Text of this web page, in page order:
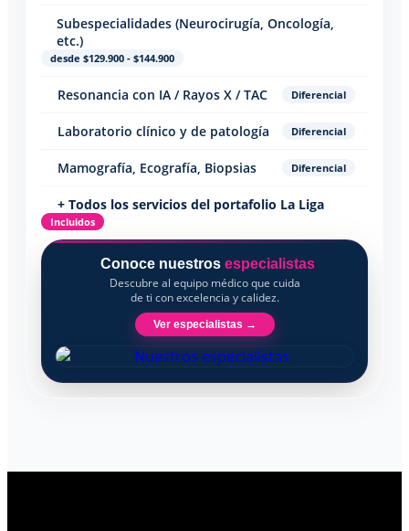
Subespecialidades (Neurocirugía, Oncología,
etc.)
desde $129.900 - $144.900
Resonancia con IA / Rayos X / TAC Diferencial
Laboratorio clínico y de patología Diferencial
Mamografía, Ecografía, Biopsias Diferencial
+ Todos los servicios del portafolio La Liga
Incluidos
Conoce nuestros especialistas
Descubre al equipo médico que cuida
de ti con excelencia y calidez.
Ver especialistas →